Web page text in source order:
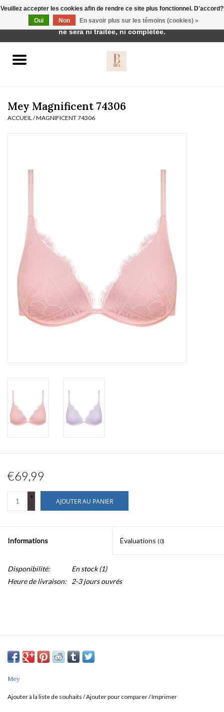
Badmode
Lingerie-accessoires
Cartes-cadeaux
Mey Magnificent 74306
ACCUEIL /MAGNIFICENT 74306
€69,99
+
-
AJOUTER AU PANIER
Informations Évaluations (0)
Disponibilité: En stock(1)
Heure de livraison: 2-3 jours ouvrés
Mey
Ajouter à la liste de souhaits /Ajouter pour comparer/Imprimer
Veuillez accepter les cookies afin de rendre ce site plus fonctionnel. D'accord?
Oui
Non En savoir plus sur les témoins (cookies) »
Cette boutique est en construction. Toute commande passée
ne sera ni traitée, ni complétée.